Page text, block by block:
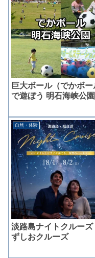
巨大ボール（でかボー
で遊ぼう 明石海峡公園
自然・体験
淡路島ナイトクルーズ
ずしおクルーズ